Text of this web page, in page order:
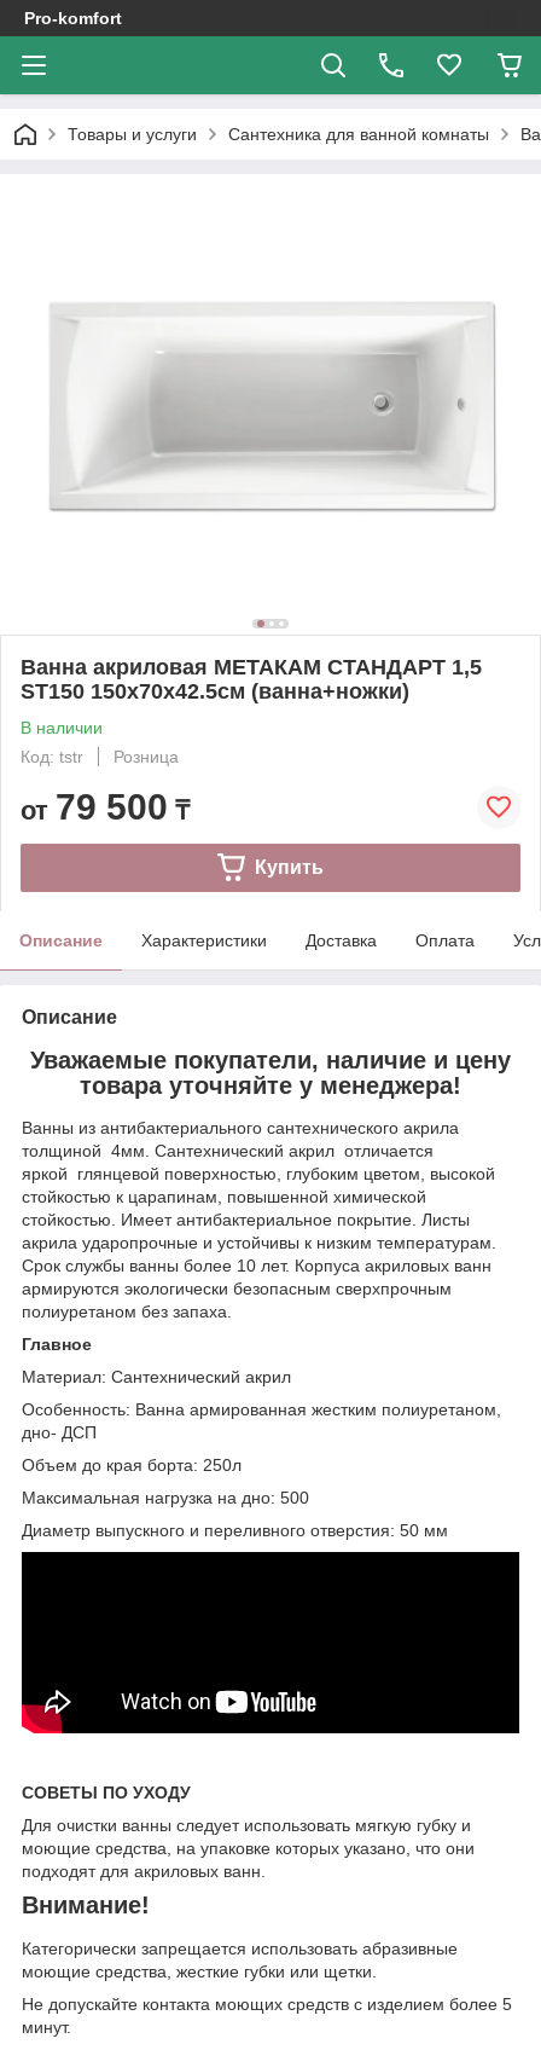
Pro-komfort
Товары и услуги Сантехника для ванной комнаты
Ванна акриловая МЕТАКАМ СТАНДАРТ 1,5
ST150 150х70х42.5см (ванна+ножки)
В наличии
Код: tstr
Розница
от 79 500 ₸
Купить
Описание Характеристики Доставка Оплата
Описание
Уважаемые покупатели, наличие и цену
товара уточняйте у менеджера!
Ванны из антибактериального сантехнического акрила
толщиной 4мм. Сантехнический акрил отличается
яркой глянцевой поверхностью, глубоким цветом, высокой
стойкостью к царапинам, повышенной химической
стойкостью. Имеет антибактериальное покрытие. Листы
акрила ударопрочные и устойчивы к низким температурам.
Срок службы ванны более 10 лет. Корпуса акриловых ванн
армируются экологически безопасным сверхпрочным
полиуретаном без запаха.
Главное
Материал: Сантехнический акрил
Особенность: Ванна армированная жестким полиуретаном,
дно- ДСП
Объем до края борта: 250л
Максимальная нагрузка на дно: 500
Диаметр выпускного и переливного отверстия: 50 мм
СОВЕТЫ ПО УХОДУ
Для очистки ванны следует использовать мягкую губку и
моющие средства, на упаковке которых указано, что они
подходят для акриловых ванн.
Внимание!
Категорически запрещается использовать абразивные
моющие средства, жесткие губки или щетки.
Не допускайте контакта моющих средств с изделием более 5
минут.